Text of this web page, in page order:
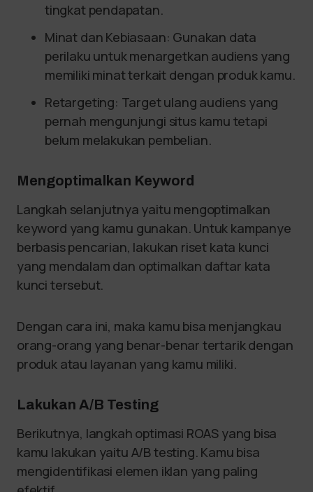
tingkat pendapatan.
Minat dan Kebiasaan: Gunakan data
perilaku untuk menargetkan audiens yang
memiliki minat terkait dengan produk kamu.
Retargeting: Target ulang audiens yang
pernah mengunjungi situs kamu tetapi
belum melakukan pembelian.
Mengoptimalkan Keyword
Langkah selanjutnya yaitu mengoptimalkan
keyword yang kamu gunakan. Untuk kampanye
berbasis pencarian, lakukan riset kata kunci
yang mendalam dan optimalkan daftar kata
kunci tersebut.
Dengan cara ini, maka kamu bisa menjangkau
orang-orang yang benar-benar tertarik dengan
produk atau layanan yang kamu miliki.
Lakukan A/B Testing
Berikutnya, langkah optimasi ROAS yang bisa
kamu lakukan yaitu A/B testing. Kamu bisa
mengidentifikasi elemen iklan yang paling